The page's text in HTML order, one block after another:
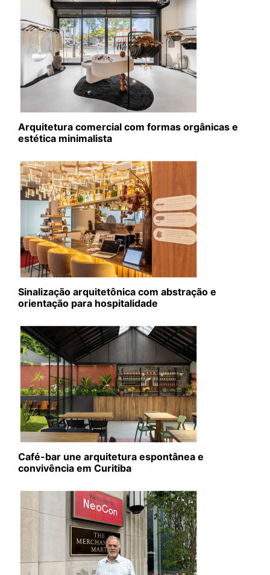
Arquitetura comercial com formas orgânicas e
estética minimalista
Sinalização arquitetônica com abstração e
orientação para hospitalidade
Café-bar une arquitetura espontânea e
convivência em Curitiba